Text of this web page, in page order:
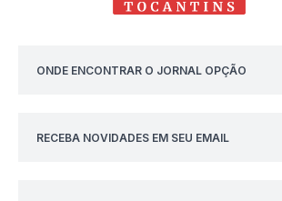
ONDE ENCONTRAR O JORNAL OPÇÃO
RECEBA NOVIDADES EM SEU EMAIL